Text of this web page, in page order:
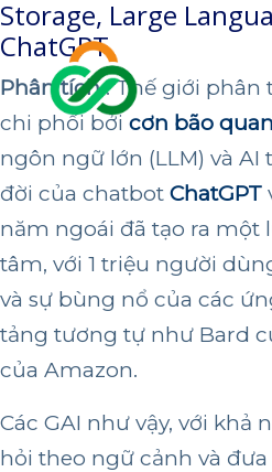
Storage, Large
ChatGPT
Phân tích: Thế giới phân
chi phối bởi cơn bão
ngôn ngữ lớn (LLM) và AI
đời của chatbot ChatGPT
năm ngoái đã tạo ra một
tâm, với 1 triệu người
và sự bùng nổ của các
tảng tương tự như Bard
của Amazon.
Các GAI như vậy, với khả
hỏi theo ngữ cảnh và